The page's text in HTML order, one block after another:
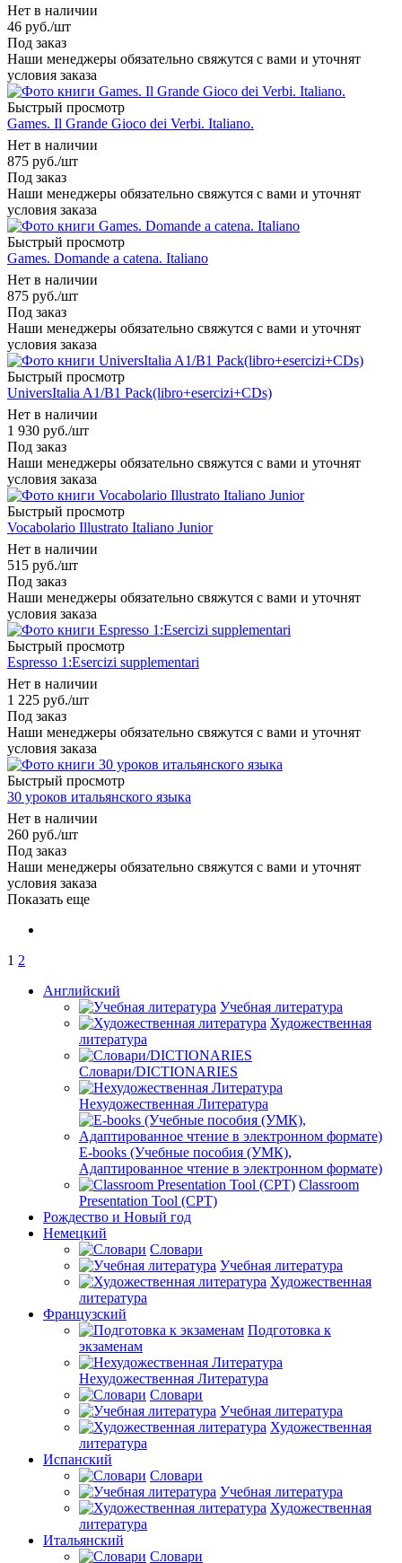
Нет в наличии
46 руб./шт
Под заказ
Наши менеджеры обязательно свяжутся с вами и уточнят
условия заказа
Быстрый просмотр
Games. Il Grande Gioco dei Verbi. Italiano.
Нет в наличии
875 руб./шт
Под заказ
Наши менеджеры обязательно свяжутся с вами и уточнят
условия заказа
Быстрый просмотр
Games. Domande a catena. Italiano
Нет в наличии
875 руб./шт
Под заказ
Наши менеджеры обязательно свяжутся с вами и уточнят
условия заказа
Быстрый просмотр
UniversItalia A1/B1 Pack(libro+esercizi+CDs)
Нет в наличии
1 930 руб./шт
Под заказ
Наши менеджеры обязательно свяжутся с вами и уточнят
условия заказа
Быстрый просмотр
Vocabolario Illustrato Italiano Junior
Нет в наличии
515 руб./шт
Под заказ
Наши менеджеры обязательно свяжутся с вами и уточнят
условия заказа
Быстрый просмотр
Espresso 1:Esercizi supplementari
Нет в наличии
1 225 руб./шт
Под заказ
Наши менеджеры обязательно свяжутся с вами и уточнят
условия заказа
Быстрый просмотр
30 уроков итальянского языка
Нет в наличии
260 руб./шт
Под заказ
Наши менеджеры обязательно свяжутся с вами и уточнят
условия заказа
Показать еще
1 2
Английский
Учебная литература
Художественная
литература
Словари/DICTIONARIES
Нехудожественная Литература
E-books (Учебные пособия (УМК),
Адаптированное чтение в электронном формате)
Classroom
Presentation Tool (CPT)
Рождество и Новый год
Немецкий
Словари
Учебная литература
Художественная
литература
Французский
Подготовка к
экзаменам
Нехудожественная Литература
Словари
Учебная литература
Художественная
литература
Испанский
Словари
Учебная литература
Художественная
литература
Итальянский
Словари